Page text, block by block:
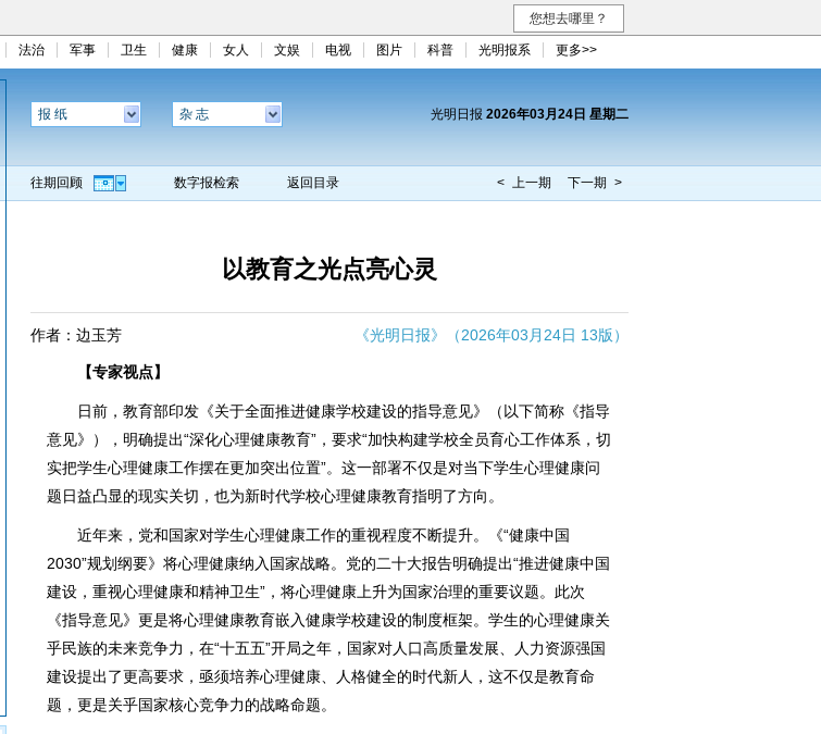
您想去哪里？
法治 军事 卫生 健康 女人 文娱 电视 图片 科普 光明报系 更多>>
报 纸 杂 志 光明日报 2026年03月24日 星期二
往期回顾 数字报检索 返回目录 < 上一期 下一期 >
以教育之光点亮心灵
作者：边玉芳 《光明日报》（2026年03月24日 13版）
【专家视点】
日前，教育部印发《关于全面推进健康学校建设的指导意见》（以下简称《指导
意见》），明确提出“深化心理健康教育”，要求“加快构建学校全员育心工作体系，切
实把学生心理健康工作摆在更加突出位置”。这一部署不仅是对当下学生心理健康问
题日益凸显的现实关切，也为新时代学校心理健康教育指明了方向。
近年来，党和国家对学生心理健康工作的重视程度不断提升。《“健康中国
2030”规划纲要》将心理健康纳入国家战略。党的二十大报告明确提出“推进健康中国
建设，重视心理健康和精神卫生”，将心理健康上升为国家治理的重要议题。此次
《指导意见》更是将心理健康教育嵌入健康学校建设的制度框架。学生的心理健康关
乎民族的未来竞争力，在“十五五”开局之年，国家对人口高质量发展、人力资源强国
建设提出了更高要求，亟须培养心理健康、人格健全的时代新人，这不仅是教育命
题，更是关乎国家核心竞争力的战略命题。